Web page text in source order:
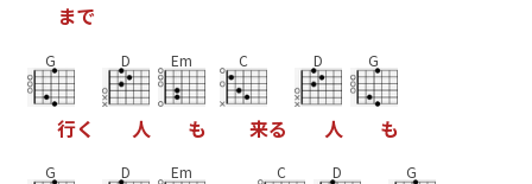
まで
G
行く
D
人
Em
も
C
来る
D
人
G
も
G D Em C D G